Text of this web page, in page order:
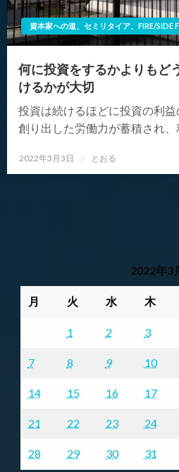
資本家への道、セミリタイア、FIRE/SIDE
何に投資をするかよりもど
けるかが大切
投資は続けるほどに投資の利
創り出した労働力が蓄積され、
投
日:
2022年3月3日 とおる
2022年3
月 火 水 木
1 2 3
7 8 9 10
14 15 16 17
21 22 23 24
28 29 30 31